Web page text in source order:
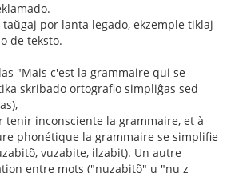
por lanta legado, ekzemple tiklaj
de teksto.
"Mais c'est la grammaire qui se
skribado ortografio simpliĝas sed
tenir inconsciente la grammaire, et à
phonétique la grammaire se simplifie
vuzabite, ilzabit). Un autre
entre mots ("nuzabitõ" u "nu z